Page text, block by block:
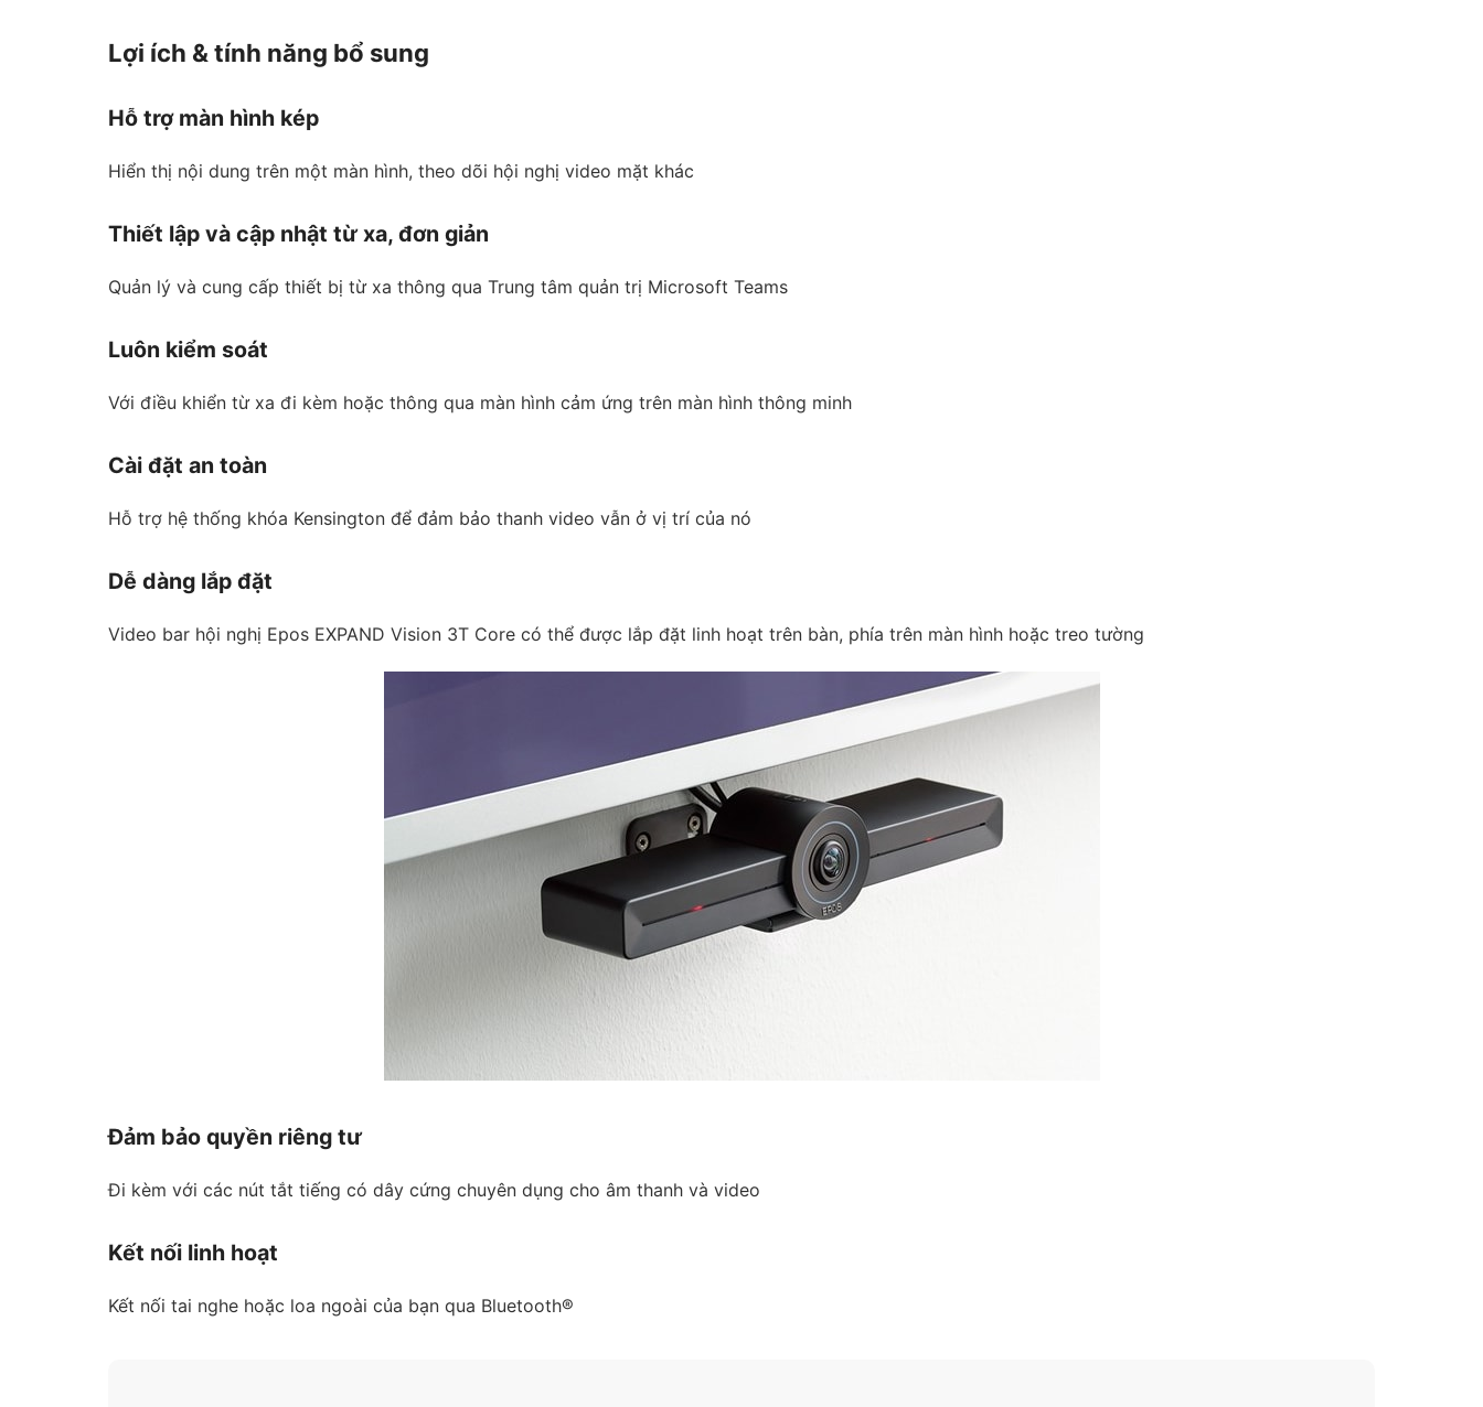
Lợi ích & tính năng bổ sung
Hỗ trợ màn hình kép
Hiển thị nội dung trên một màn hình, theo dõi hội nghị video mặt khác
Thiết lập và cập nhật từ xa, đơn giản
Quản lý và cung cấp thiết bị từ xa thông qua Trung tâm quản trị Microsoft Teams
Luôn kiểm soát
Với điều khiển từ xa đi kèm hoặc thông qua màn hình cảm ứng trên màn hình thông minh
Cài đặt an toàn
Hỗ trợ hệ thống khóa Kensington để đảm bảo thanh video vẫn ở vị trí của nó
Dễ dàng lắp đặt
Video bar hội nghị Epos EXPAND Vision 3T Core có thể được lắp đặt linh hoạt trên bàn, phía trên màn hình hoặc treo tường
Đảm bảo quyền riêng tư
Đi kèm với các nút tắt tiếng có dây cứng chuyên dụng cho âm thanh và video
Kết nối linh hoạt
Kết nối tai nghe hoặc loa ngoài của bạn qua Bluetooth®